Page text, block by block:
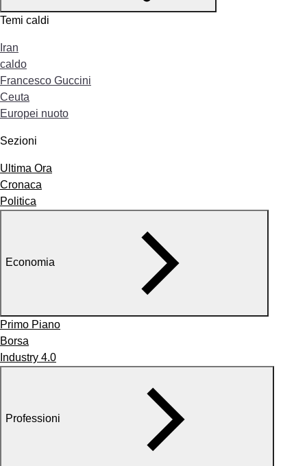
Temi caldi
Iran
caldo
Francesco Guccini
Ceuta
Europei nuoto
Sezioni
Ultima Ora
Cronaca
Politica
Economia
Primo Piano
Borsa
Industry 4.0
Professioni